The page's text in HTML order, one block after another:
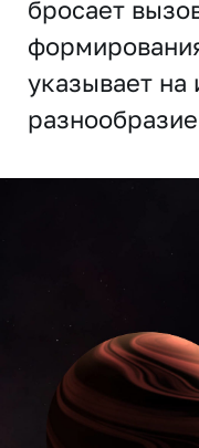
бросает
указывает на